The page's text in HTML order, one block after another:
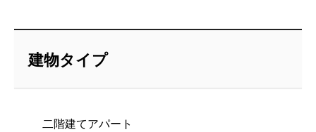
建物タイプ
二階建てアパート